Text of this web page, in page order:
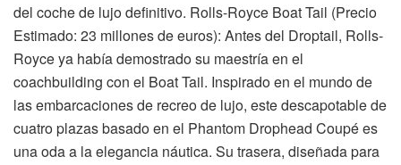
del coche de lujo definitivo. Rolls-Royce Boat Tail (Precio
Estimado: 23 millones de euros): Antes del Droptail, Rolls-
Royce ya había demostrado su maestría en el
coachbuilding con el Boat Tail. Inspirado en el mundo de
las embarcaciones de recreo de lujo, este descapotable de
cuatro plazas basado en el Phantom Drophead Coupé es
una oda a la elegancia náutica. Su trasera, diseñada para